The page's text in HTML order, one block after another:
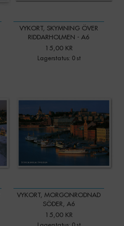
VYKORT, SKYMNING ÖVER
RIDDARHOLMEN - A6
15,00 KR
Lagerstatus: 0 st
VYKORT, MORGONRODNAD
SÖDER, A6
15,00 KR